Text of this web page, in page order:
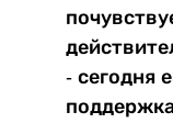
- сегодня